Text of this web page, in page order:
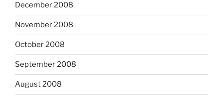
December 2008
November 2008
October 2008
September 2008
August 2008